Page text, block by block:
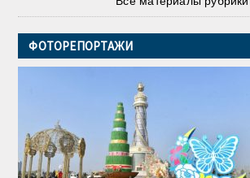
ФОТОРЕПОРТАЖИ